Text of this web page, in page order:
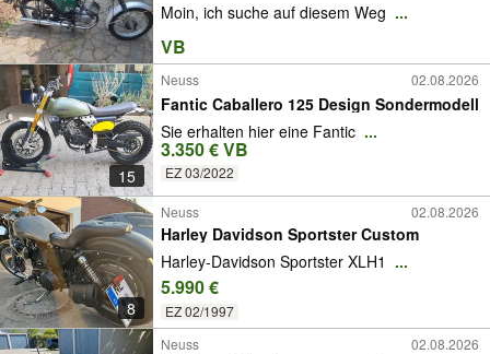
Moin, ich suche auf diesem Weg ...
VB
15
Neuss 02.08.2026
Fantic Caballero 125 Design Sondermodell
Sie erhalten hier eine Fantic ...
3.350 € VB
EZ 03/2022
8
Neuss 02.08.2026
Harley Davidson Sportster Custom
Harley-Davidson Sportster XLH1 ...
5.990 €
EZ 02/1997
Neuss 02.08.2026